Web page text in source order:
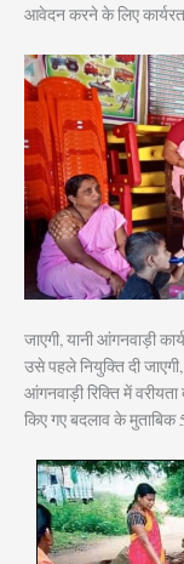
आवेदन करने के लिए कार्यरत
जाएगी, यानी आंगनवाड़ी
उसे पहले नियुक्ति दी
आंगनवाड़ी रिक्ति में
किए गए बदलाव के मुताबिक